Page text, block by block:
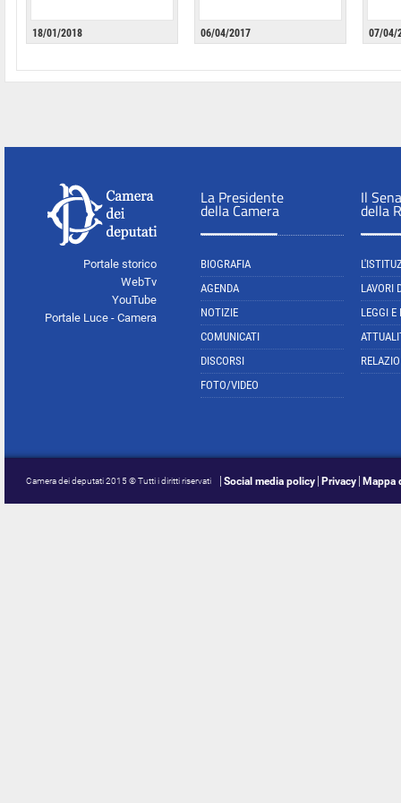
18/01/2018 06/04/2017 07/04/
Portale storico
WebTv
YouTube
Portale Luce - Camera
La Presidente
della Camera
BIOGRAFIA
AGENDA
NOTIZIE
COMUNICATI
DISCORSI
FOTO/VIDEO
Il
della
LAVORI
LEGGI E
Camera dei deputati 2015 © Tutti i diritti riservati Social media policy Privacy Mappa